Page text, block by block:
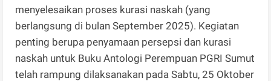
menyelesaikan proses kurasi naskah (yang
berlangsung di bulan September 2025). Kegiatan
penting berupa penyamaan persepsi dan kurasi
naskah untuk Buku Antologi Perempuan PGRI Sumut
telah rampung dilaksanakan pada Sabtu, 25 Oktober